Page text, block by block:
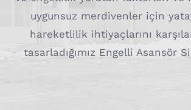
uygunsuz merdivenler için
hareketlilik ihtiyaçlarını
tasarladığımız Engelli Asansör